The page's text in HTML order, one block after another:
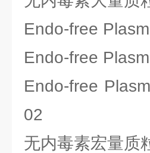
Endo-free
Endo-free
Endo-free
02
无内毒素宏量质